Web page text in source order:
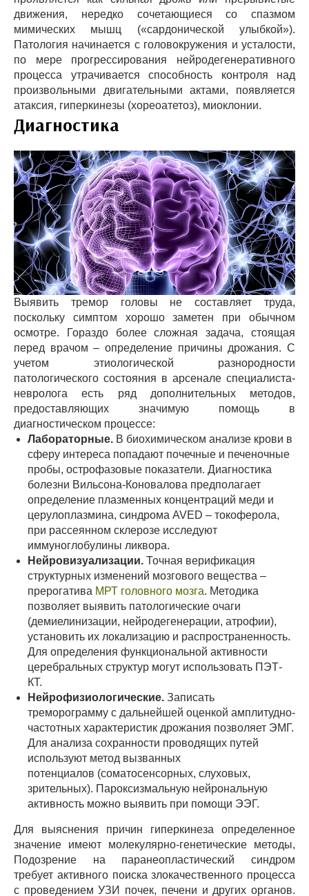
движения, нередко сочетающиеся со спазмом
мимических мышц («сардонической улыбкой»).
Патология начинается с головокружения и усталости,
по мере прогрессирования нейродегенеративного
процесса утрачивается способность контроля над
произвольными двигательными актами, появляется
атаксия, гиперкинезы (хореоатетоз), миоклонии.
Диагностика
Выявить тремор головы не составляет труда,
поскольку симптом хорошо заметен при обычном
осмотре. Гораздо более сложная задача, стоящая
перед врачом – определение причины дрожания. С
учетом этиологической разнородности
патологического состояния в арсенале специалиста-
невролога есть ряд дополнительных методов,
предоставляющих значимую помощь в
диагностическом процессе:
Лабораторные. В биохимическом анализе крови в
сферу интереса попадают почечные и печеночные
пробы, острофазовые показатели. Диагностика
болезни Вильсона-Коновалова предполагает
определение плазменных концентраций меди и
церулоплазмина, синдрома AVED – токоферола,
при рассеянном склерозе исследуют
иммуноглобулины ликвора.
Нейровизуализации. Точная верификация
структурных изменений мозгового вещества –
прерогатива МРТ головного мозга. Методика
позволяет выявить патологические очаги
(демиелинизации, нейродегенерации, атрофии),
установить их локализацию и распространенность.
Для определения функциональной активности
церебральных структур могут использовать ПЭТ-
КТ.
Нейрофизиологические. Записать
треморограмму с дальнейшей оценкой амплитудно-
частотных характеристик дрожания позволяет ЭМГ.
Для анализа сохранности проводящих путей
используют метод вызванных
потенциалов (соматосенсорных, слуховых,
зрительных). Пароксизмальную нейрональную
активность можно выявить при помощи ЭЭГ.
Для выяснения причин гиперкинеза определенное
значение имеют молекулярно-генетические методы,
Подозрение на паранеопластический синдром
требует активного поиска злокачественного процесса
с проведением УЗИ почек, печени и других органов.